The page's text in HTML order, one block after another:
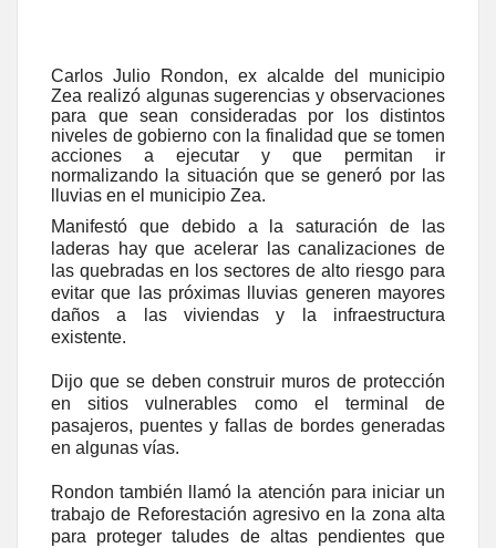
Carlos Julio Rondon, ex alcalde del municipio
Zea realizó algunas sugerencias y observaciones
para que sean consideradas por los distintos
niveles de gobierno con la finalidad que se tomen
acciones a ejecutar y que permitan ir
normalizando la situación que se generó por las
lluvias en el municipio Zea.
Manifestó que debido a la saturación de las
laderas hay que acelerar las canalizaciones de
las quebradas en los sectores de alto riesgo para
evitar que las próximas lluvias generen mayores
daños a las viviendas y la infraestructura
existente.
Dijo que se deben construir muros de protección
en sitios vulnerables como el terminal de
pasajeros, puentes y fallas de bordes generadas
en algunas vías.
Rondon también llamó la atención para iniciar un
trabajo de Reforestación agresivo en la zona alta
para proteger taludes de altas pendientes que